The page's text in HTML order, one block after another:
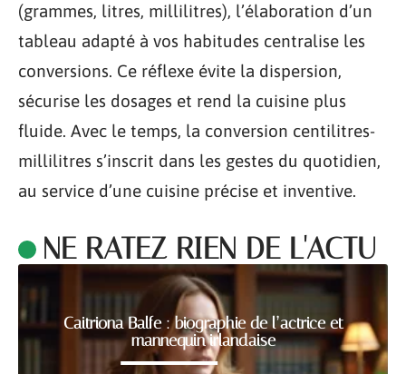
(grammes, litres, millilitres), l’élaboration d’un
tableau adapté à vos habitudes centralise les
conversions. Ce réflexe évite la dispersion,
sécurise les dosages et rend la cuisine plus
fluide. Avec le temps, la conversion centilitres-
millilitres s’inscrit dans les gestes du quotidien,
au service d’une cuisine précise et inventive.
NE RATEZ RIEN DE L'ACTU
Caitriona Balfe : biographie de l’actrice et
mannequin irlandaise